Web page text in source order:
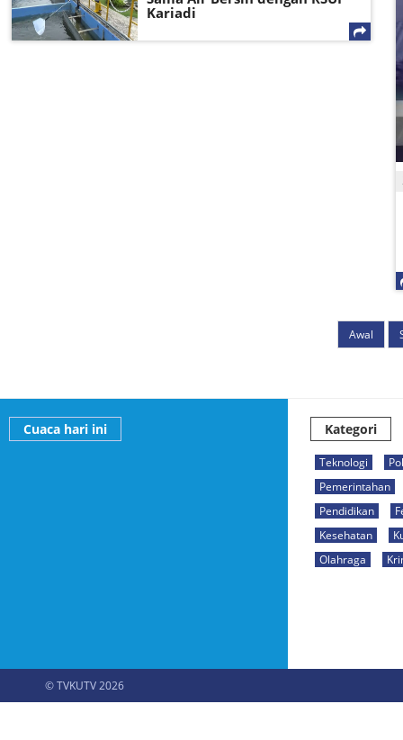
Kariadi
Awal
Cuaca hari ini Kategori
Teknologi
Pemerintahan
Pendidikan
Kesehatan
Olahraga
© TVKUTV 2026